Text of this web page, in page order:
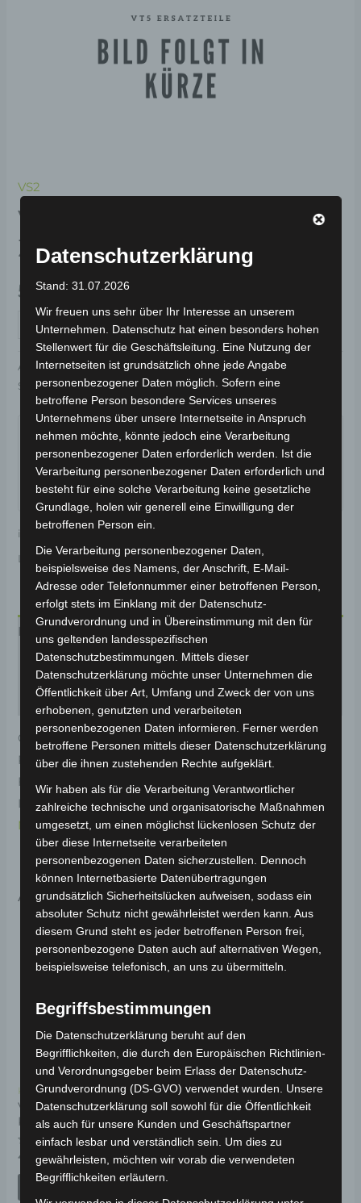
VS2
VS2 RECHTE UNTERE
ZIERLEISTE-SCHWARZ
59,00€ *
IN DEN WARENKORB
Artikelnummer: 3M301-6006A-01 Kategorie:VS2
Schlagwort:Karosserie & Verkleidung
Garantiert sicherer Checkout
inkl. 19 % MwSt.
Lieferzeit:Versandfertig innerhalb 24 Stunden*
Beschreibung
Produktsicherheit
Rezensionen (0)
Original-Ersatzteil für den Elektro-Scooter VS2.
Rechte untere zierleiste-schwarz für optimale
Funktionalität und Haltbarkeit. Weitere
Informationen zum Fahrzeug findest du hier:Volta
Motor Elektro-Scooter VS2.
Ähnliche Produkte
Kostenloser Versand
VS2 SITZSCHALE
KUNSTSTOFF
Bewertet
0
49,00€ *
IN DEN WARENKORB
Kostenloser Versand
VS2 SITZPOLSTER
Bewertet
0
59,00€ *
Datenschutzerklärung
Stand: 31.07.2026
Wir freuen uns sehr über Ihr Interesse an unserem
Unternehmen. Datenschutz hat einen besonders hohen
Stellenwert für die Geschäftsleitung. Eine Nutzung der
Internetseiten ist grundsätzlich ohne jede Angabe
personenbezogener Daten möglich. Sofern eine
betroffene Person besondere Services unseres
Unternehmens über unsere Internetseite in Anspruch
nehmen möchte, könnte jedoch eine Verarbeitung
personenbezogener Daten erforderlich werden. Ist die
Verarbeitung personenbezogener Daten erforderlich und
besteht für eine solche Verarbeitung keine gesetzliche
Grundlage, holen wir generell eine Einwilligung der
betroffenen Person ein.
Die Verarbeitung personenbezogener Daten,
beispielsweise des Namens, der Anschrift, E-Mail-
Adresse oder Telefonnummer einer betroffenen Person,
erfolgt stets im Einklang mit der Datenschutz-
Grundverordnung und in Übereinstimmung mit den für
uns geltenden landesspezifischen
Datenschutzbestimmungen. Mittels dieser
Datenschutzerklärung möchte unser Unternehmen die
Öffentlichkeit über Art, Umfang und Zweck der von uns
erhobenen, genutzten und verarbeiteten
personenbezogenen Daten informieren. Ferner werden
betroffene Personen mittels dieser Datenschutzerklärung
über die ihnen zustehenden Rechte aufgeklärt.
Wir haben als für die Verarbeitung Verantwortlicher
zahlreiche technische und organisatorische Maßnahmen
umgesetzt, um einen möglichst lückenlosen Schutz der
über diese Internetseite verarbeiteten
personenbezogenen Daten sicherzustellen. Dennoch
können Internetbasierte Datenübertragungen
grundsätzlich Sicherheitslücken aufweisen, sodass ein
absoluter Schutz nicht gewährleistet werden kann. Aus
diesem Grund steht es jeder betroffenen Person frei,
personenbezogene Daten auch auf alternativen Wegen,
beispielsweise telefonisch, an uns zu übermitteln.
Begriffsbestimmungen
Die Datenschutzerklärung beruht auf den
Begrifflichkeiten, die durch den Europäischen Richtlinien-
und Verordnungsgeber beim Erlass der Datenschutz-
Grundverordnung (DS-GVO) verwendet wurden. Unsere
Datenschutzerklärung soll sowohl für die Öffentlichkeit
als auch für unsere Kunden und Geschäftspartner
einfach lesbar und verständlich sein. Um dies zu
gewährleisten, möchten wir vorab die verwendeten
Begrifflichkeiten erläutern.